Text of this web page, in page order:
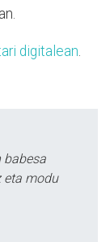
digitalean
babesa
eta modu